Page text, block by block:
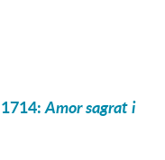
Amor sagrat i